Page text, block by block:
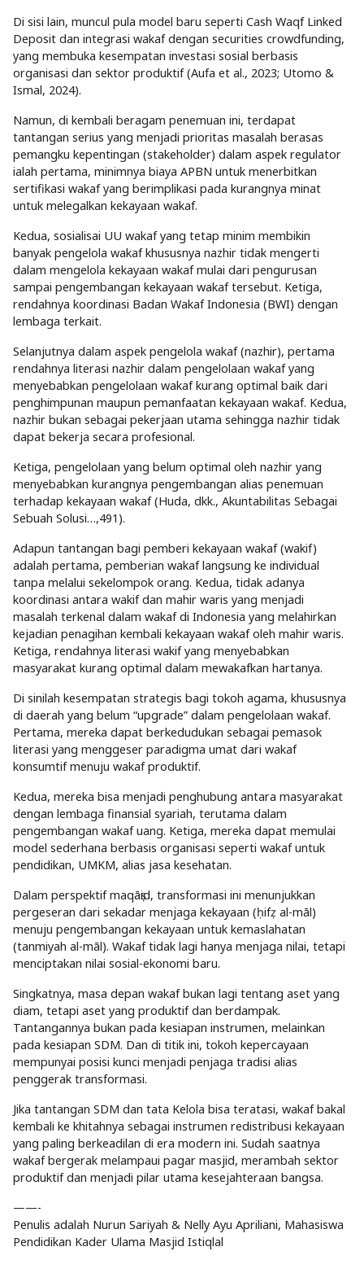
Di sisi lain, muncul pula model baru seperti Cash Waqf Linked
Deposit dan integrasi wakaf dengan securities crowdfunding,
yang membuka kesempatan investasi sosial berbasis
organisasi dan sektor produktif (Aufa et al., 2023; Utomo &
Ismal, 2024).
Namun, di kembali beragam penemuan ini, terdapat
tantangan serius yang menjadi prioritas masalah berasas
pemangku kepentingan (stakeholder) dalam aspek regulator
ialah pertama, minimnya biaya APBN untuk menerbitkan
sertifikasi wakaf yang berimplikasi pada kurangnya minat
untuk melegalkan kekayaan wakaf.
Kedua, sosialisai UU wakaf yang tetap minim membikin
banyak pengelola wakaf khususnya nazhir tidak mengerti
dalam mengelola kekayaan wakaf mulai dari pengurusan
sampai pengembangan kekayaan wakaf tersebut. Ketiga,
rendahnya koordinasi Badan Wakaf Indonesia (BWI) dengan
lembaga terkait.
Selanjutnya dalam aspek pengelola wakaf (nazhir), pertama
rendahnya literasi nazhir dalam pengelolaan wakaf yang
menyebabkan pengelolaan wakaf kurang optimal baik dari
penghimpunan maupun pemanfaatan kekayaan wakaf. Kedua,
nazhir bukan sebagai pekerjaan utama sehingga nazhir tidak
dapat bekerja secara profesional.
Ketiga, pengelolaan yang belum optimal oleh nazhir yang
menyebabkan kurangnya pengembangan alias penemuan
terhadap kekayaan wakaf (Huda, dkk., Akuntabilitas Sebagai
Sebuah Solusi…,491).
Adapun tantangan bagi pemberi kekayaan wakaf (wakif)
adalah pertama, pemberian wakaf langsung ke individual
tanpa melalui sekelompok orang. Kedua, tidak adanya
koordinasi antara wakif dan mahir waris yang menjadi
masalah terkenal dalam wakaf di Indonesia yang melahirkan
kejadian penagihan kembali kekayaan wakaf oleh mahir waris.
Ketiga, rendahnya literasi wakif yang menyebabkan
masyarakat kurang optimal dalam mewakafkan hartanya.
Di sinilah kesempatan strategis bagi tokoh agama, khususnya
di daerah yang belum “upgrade” dalam pengelolaan wakaf.
Pertama, mereka dapat berkedudukan sebagai pemasok
literasi yang menggeser paradigma umat dari wakaf
konsumtif menuju wakaf produktif.
Kedua, mereka bisa menjadi penghubung antara masyarakat
dengan lembaga finansial syariah, terutama dalam
pengembangan wakaf uang. Ketiga, mereka dapat memulai
model sederhana berbasis organisasi seperti wakaf untuk
pendidikan, UMKM, alias jasa kesehatan.
Dalam perspektif maqāṣid, transformasi ini menunjukkan
pergeseran dari sekadar menjaga kekayaan (ḥifẓ al-māl)
menuju pengembangan kekayaan untuk kemaslahatan
(tanmiyah al-māl). Wakaf tidak lagi hanya menjaga nilai, tetapi
menciptakan nilai sosial-ekonomi baru.
Singkatnya, masa depan wakaf bukan lagi tentang aset yang
diam, tetapi aset yang produktif dan berdampak.
Tantangannya bukan pada kesiapan instrumen, melainkan
pada kesiapan SDM. Dan di titik ini, tokoh kepercayaan
mempunyai posisi kunci menjadi penjaga tradisi alias
penggerak transformasi.
Jika tantangan SDM dan tata Kelola bisa teratasi, wakaf bakal
kembali ke khitahnya sebagai instrumen redistribusi kekayaan
yang paling berkeadilan di era modern ini. Sudah saatnya
wakaf bergerak melampaui pagar masjid, merambah sektor
produktif dan menjadi pilar utama kesejahteraan bangsa.
——-
Penulis adalah Nurun Sariyah & Nelly Ayu Apriliani, Mahasiswa
Pendidikan Kader Ulama Masjid Istiqlal